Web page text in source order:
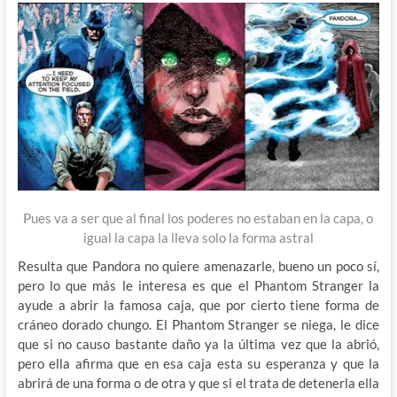
Pues va a ser que al final los poderes no estaban en la capa, o
igual la capa la lleva solo la forma astral
Resulta que Pandora no quiere amenazarle, bueno un poco sí,
pero lo que más le interesa es que el Phantom Stranger la
ayude a abrir la famosa caja, que por cierto tiene forma de
cráneo dorado chungo. El Phantom Stranger se niega, le dice
que si no causo bastante daño ya la última vez que la abrió,
pero ella afirma que en esa caja esta su esperanza y que la
abrirá de una forma o de otra y que si el trata de detenerla ella